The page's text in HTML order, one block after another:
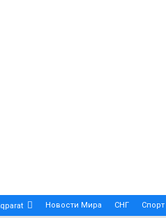
Новости Мира СНГ Спорт